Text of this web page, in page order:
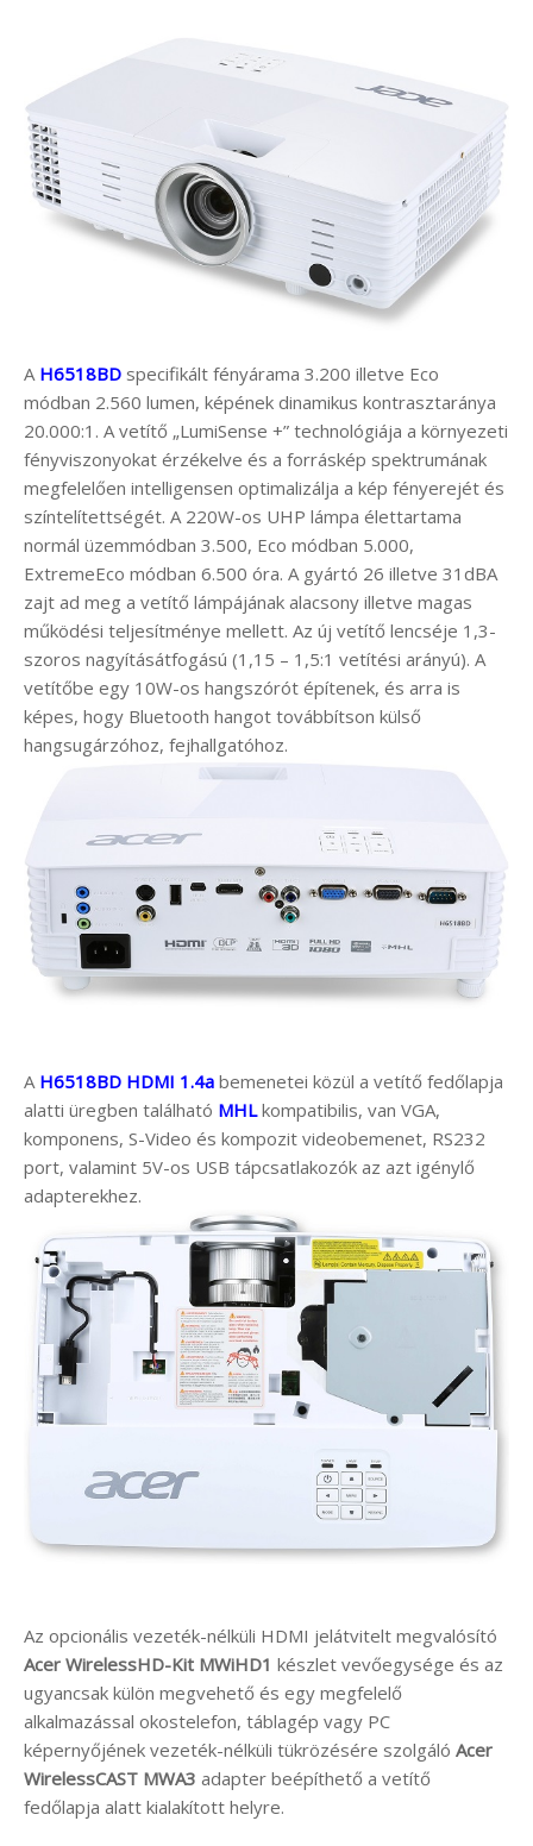
A H6518BD specifikált fényárama 3.200 illetve Eco
módban 2.560 lumen, képének dinamikus kontrasztaránya
20.000:1. A vetítő „LumiSense +” technológiája a környezeti
fényviszonyokat érzékelve és a forráskép spektrumának
megfelelően intelligensen optimalizálja a kép fényerejét és
színtelítettségét. A 220W-os UHP lámpa élettartama
normál üzemmódban 3.500, Eco módban 5.000,
ExtremeEco módban 6.500 óra. A gyártó 26 illetve 31dBA
zajt ad meg a vetítő lámpájának alacsony illetve magas
működési teljesítménye mellett. Az új vetítő lencséje 1,3-
szoros nagyításátfogású (1,15 – 1,5:1 vetítési arányú). A
vetítőbe egy 10W-os hangszórót építenek, és arra is
képes, hogy Bluetooth hangot továbbítson külső
hangsugárzóhoz, fejhallgatóhoz.
A H6518BD HDMI 1.4a bemenetei közül a vetítő fedőlapja
alatti üregben található MHLkompatibilis, van VGA,
komponens, S-Video és kompozit videobemenet, RS232
port, valamint 5V-os USB tápcsatlakozók az azt igénylő
adapterekhez.
Az opcionális vezeték-nélküli HDMI jelátvitelt megvalósító
Acer WirelessHD-Kit MWiHD1 készlet vevőegysége és az
ugyancsak külön megvehető és egy megfelelő
alkalmazással okostelefon, táblagép vagy PC
képernyőjének vezeték-nélküli tükrözésére szolgáló Acer
WirelessCAST MWA3 adapter beépíthető a vetítő
fedőlapja alatt kialakított helyre.